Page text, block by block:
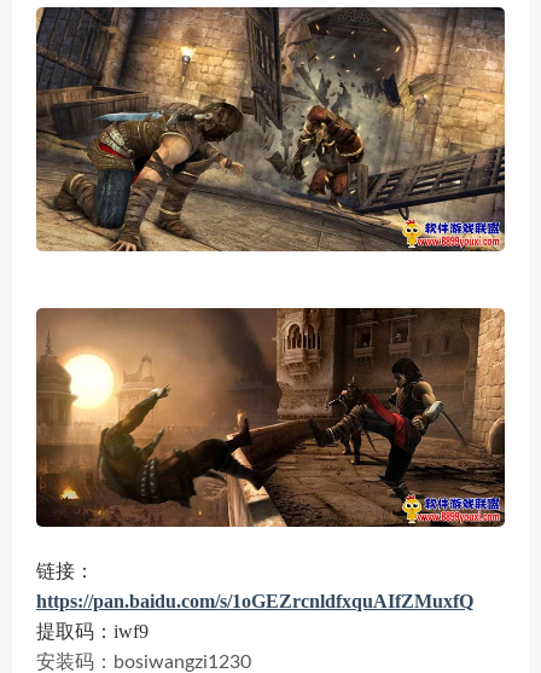
链接：
https://pan.baidu.com/s/1oGEZrcnldfxquAIfZMuxfQ
提取码：iwf9
安装码：bosiwangzi1230